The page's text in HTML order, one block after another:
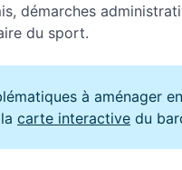
démarches
du sport.
à aménager
carte interactive du